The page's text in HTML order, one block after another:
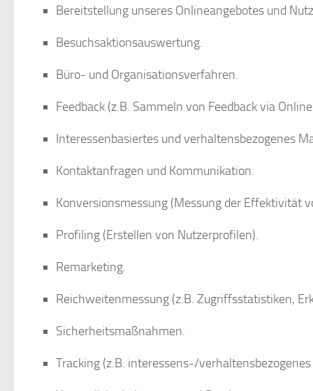
Bereitstellung unseres Onlineangebotes und
Besuchsaktionsauswertung.
Büro- und Organisationsverfahren.
Feedback (z.B. Sammeln von Feedback via
Interessenbasiertes und verhaltensbezogenes
Kontaktanfragen und Kommunikation.
Konversionsmessung (Messung der Effektivität
Profiling (Erstellen von Nutzerprofilen).
Remarketing.
Reichweitenmessung (z.B. Zugriffsstatistiken,
Sicherheitsmaßnahmen.
Tracking (z.B. interessens-/